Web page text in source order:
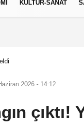
KÜLTÜR-SANAT
2026 - 14:12
çıktı!